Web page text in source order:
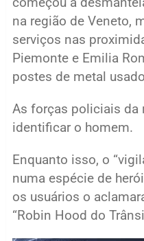
na região de Veneto,
serviços nas
Piemonte e Emilia
postes de metal
As forças policiais da
identificar o homem.
Enquanto isso, o
numa espécie de
os usuários o
“Robin Hood do